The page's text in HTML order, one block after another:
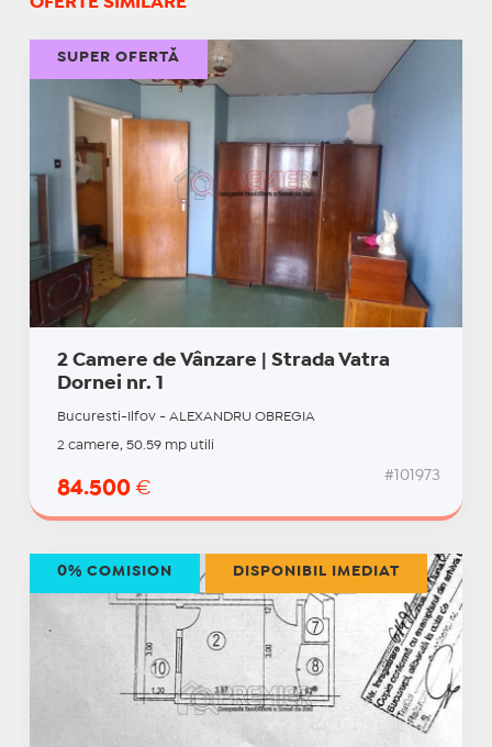
2 Camere de Vânzare | Strada Vatra
Dornei nr. 1
Bucuresti-Ilfov - ALEXANDRU OBREGIA
2 camere, 50.59 mp utili
84.500 €
#101973
SUPER OFERTĂ
0% COMISION DISPONIBIL IMEDIAT